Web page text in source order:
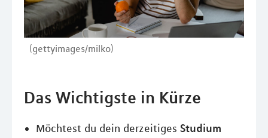
(gettyimages/milko)
Das Wichtigste in Kürze
Möchtest du dein derzeitiges Studium